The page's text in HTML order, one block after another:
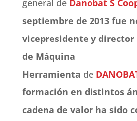
general de Danobat S
septiembre de 2013 fue
vicepresidente y director
de Máquina
Herramienta de
formación en distintos
cadena de valor ha sido